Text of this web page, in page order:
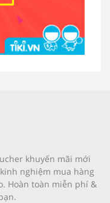
khuyến mãi mới
nghiệm mua hàng
Hoàn toàn miễn phí &